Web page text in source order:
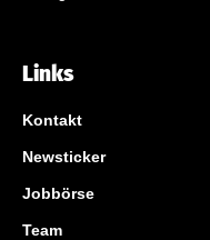
Links
Kontakt
Newsticker
Jobbörse
Team